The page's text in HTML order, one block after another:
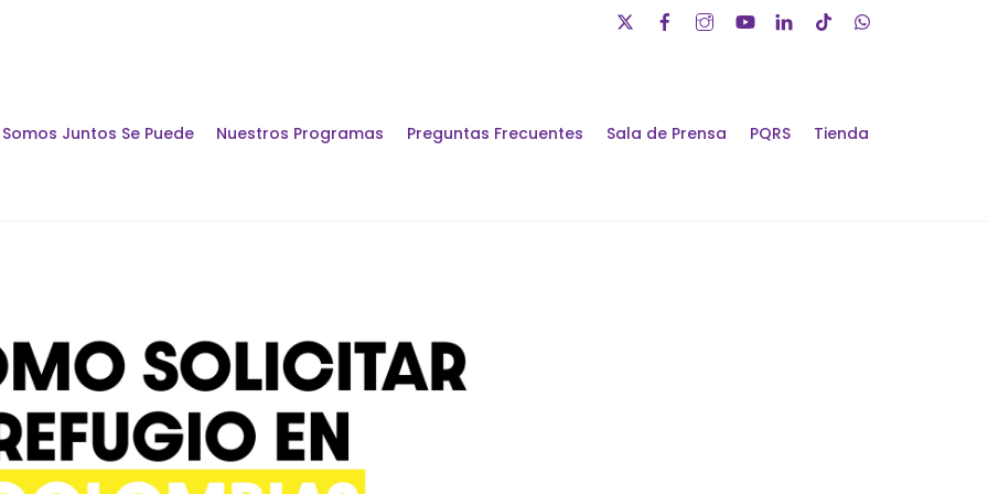
Somos Juntos Se Puede Nuestros Programas Preguntas Frecuentes Sala de Prensa PQRS Tienda